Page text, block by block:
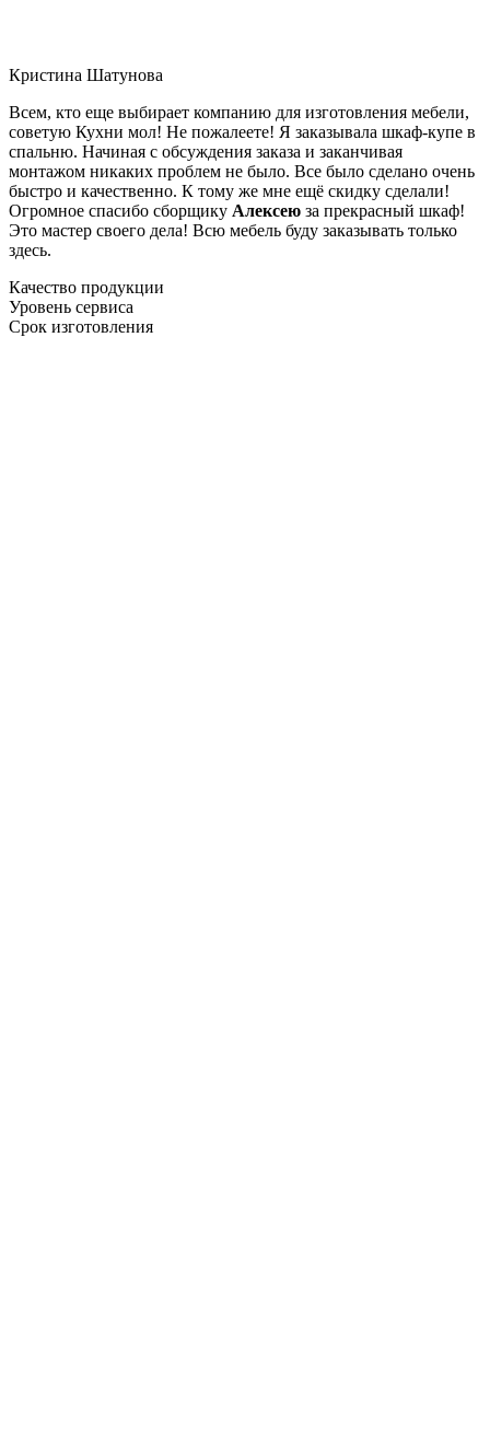
Кристина Шатунова
Всем, кто еще выбирает компанию для изготовления мебели,
советую Кухни мол! Не пожалеете! Я заказывала шкаф-купе в
спальню. Начиная с обсуждения заказа и заканчивая
монтажом никаких проблем не было. Все было сделано очень
быстро и качественно. К тому же мне ещё скидку сделали!
Огромное спасибо сборщику Алексею за прекрасный шкаф!
Это мастер своего дела! Всю мебель буду заказывать только
здесь.
Качество продукции
Уровень сервиса
Срок изготовления